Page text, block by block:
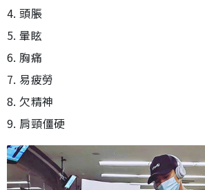
4. 頭脹
5. 暈眩
6. 胸痛
7. 易疲勞
8. 欠精神
9. 肩頸僵硬